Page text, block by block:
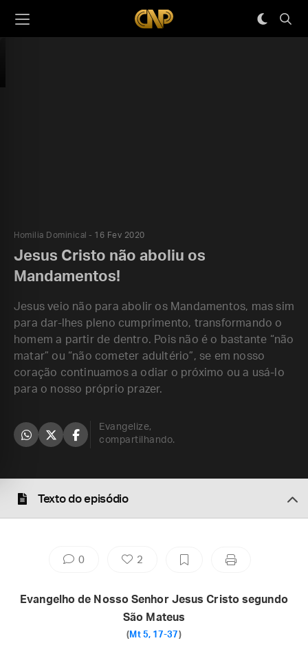
Homilia Dominical 16 Fev 2020
Jesus Cristo não aboliu os
Mandamentos!
Jesus veio não para abolir os Mandamentos, mas sim
para dar-lhes pleno cumprimento, transformando o
homem a partir de dentro. Pois não é o bastante “não
matar” ou “não cometer adultério”, se em nosso
coração continuamos a odiar o próximo ou a usá-lo
para o nosso próprio prazer.
Evangelize,
compartilhando.
Texto do episódio
0 2
Evangelho de Nosso Senhor Jesus Cristo segundo
São Mateus
(Mt 5, 17-37)